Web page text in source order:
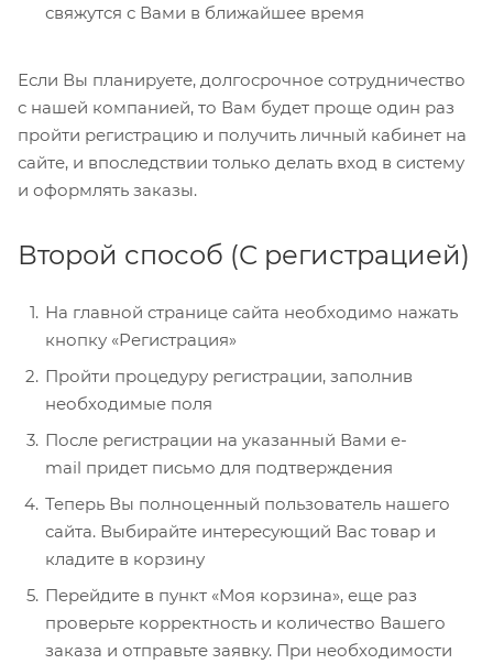
свяжутся с Вами в ближайшее время
Если Вы планируете, долгосрочное сотрудничество
с нашей компанией, то Вам будет проще один раз
пройти регистрацию и получить личный кабинет на
сайте, и впоследствии только делать вход в систему
и оформлять заказы.
Второй способ (С регистрацией)
На главной странице сайта необходимо нажать
кнопку «Регистрация»
Пройти процедуру регистрации, заполнив
необходимые поля
После регистрации на указанный Вами e-
mail придет письмо для подтверждения
Теперь Вы полноценный пользователь нашего
сайта. Выбирайте интересующий Вас товар и
кладите в корзину
Перейдите в пункт «Моя корзина», еще раз
проверьте корректность и количество Вашего
заказа и отправьте заявку. При необходимости